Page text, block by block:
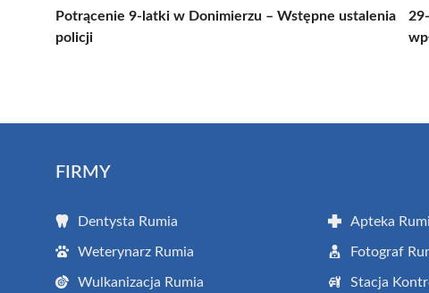
Potrącenie 9-latki w Donimierzu – Wstępne ustalenia
policji
FIRMY
Dentysta Rumia Apteka
Weterynarz Rumia Fotograf
Wulkanizacja Rumia Stacja